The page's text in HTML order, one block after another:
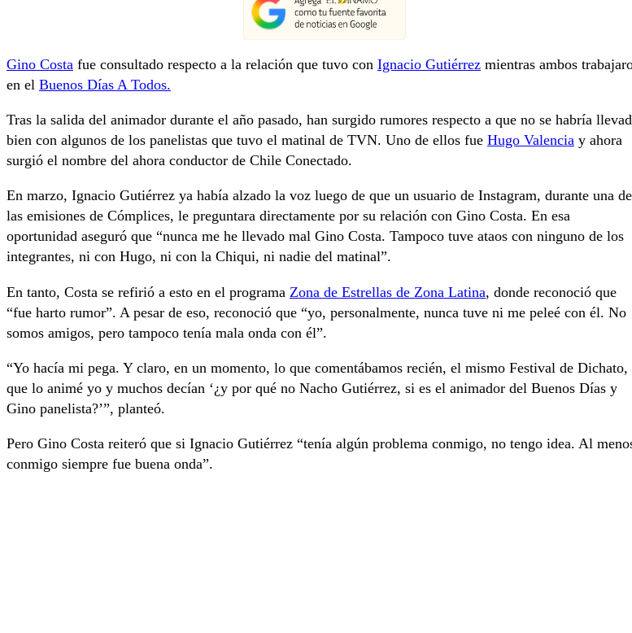
Gino Costa fue consultado respecto a la relación que tuvo con Ignacio Gutiérrez mientras ambos
en el Buenos Días A Todos.
Tras la salida del animador durante el año pasado, han surgido rumores respecto a que no se habría
bien con algunos de los panelistas que tuvo el matinal de TVN. Uno de ellos fue Hugo Valencia y ahora
surgió el nombre del ahora conductor de Chile Conectado.
En marzo, Ignacio Gutiérrez ya había alzado la voz luego de que un usuario de Instagram, durante una de
las emisiones de Cómplices, le preguntara directamente por su relación con Gino Costa. En esa
oportunidad aseguró que “nunca me he llevado mal Gino Costa. Tampoco tuve ataos con ninguno de los
integrantes, ni con Hugo, ni con la Chiqui, ni nadie del matinal”.
En tanto, Costa se refirió a esto en el programa Zona de Estrellas de Zona Latina, donde reconoció que
“fue harto rumor”. A pesar de eso, reconoció que “yo, personalmente, nunca tuve ni me peleé con él. No
somos amigos, pero tampoco tenía mala onda con él”.
“Yo hacía mi pega. Y claro, en un momento, lo que comentábamos recién, el mismo Festival de Dichato,
que lo animé yo y muchos decían ‘¿y por qué no Nacho Gutiérrez, si es el animador del Buenos Días y
Gino panelista?’”, planteó.
Pero Gino Costa reiteró que si Ignacio Gutiérrez “tenía algún problema conmigo, no tengo idea. Al
conmigo siempre fue buena onda”.